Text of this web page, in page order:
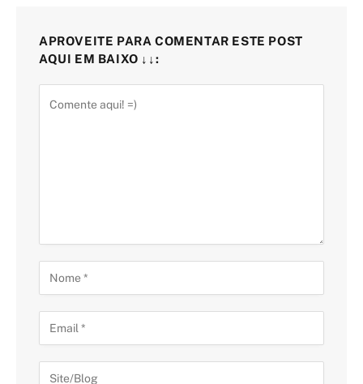
APROVEITE PARA COMENTAR ESTE POST
AQUI EM BAIXO ↓↓: